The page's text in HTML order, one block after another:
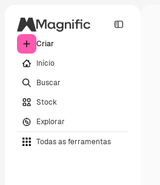
Criar
Início
Buscar
Stock
Explorar
Todas as ferramentas